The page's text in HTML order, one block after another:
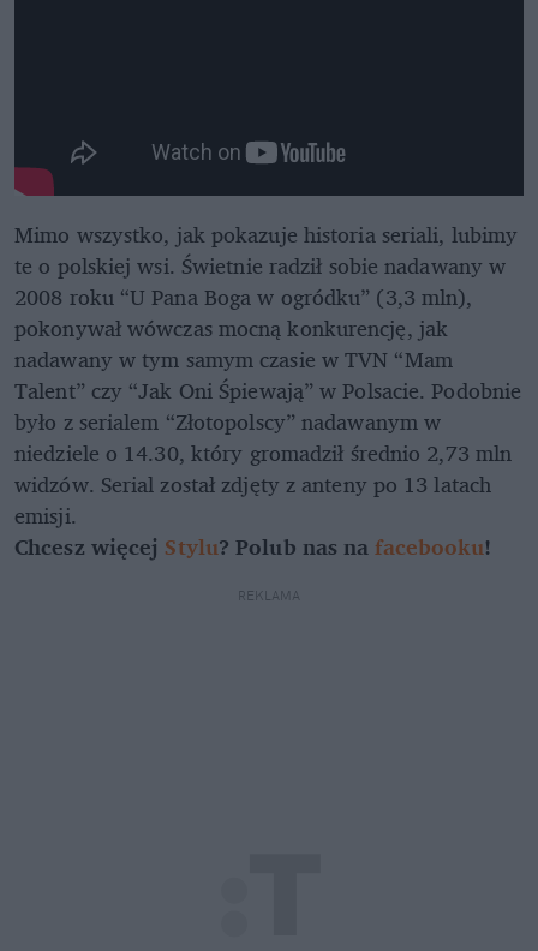
Mimo wszystko, jak pokazuje historia seriali, lubimy
te o polskiej wsi. Świetnie radził sobie nadawany w
2008 roku “U Pana Boga w ogródku” (3,3 mln),
pokonywał wówczas mocną konkurencję, jak
nadawany w tym samym czasie w TVN “Mam
Talent” czy “Jak Oni Śpiewają” w Polsacie. Podobnie
było z serialem “Złotopolscy” nadawanym w
niedziele o 14.30, który gromadził średnio 2,73 mln
widzów. Serial został zdjęty z anteny po 13 latach
emisji.
Chcesz więcej Stylu? Polub nas nafacebooku!
REKLAMA